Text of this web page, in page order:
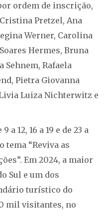
ordem de inscrição,
Pretzel, Ana
Werner, Carolina
Hermes, Bruna
Sehnem, Rafaela
Pietra Giovanna
Luiza Nichterwitz e
12, 16 a 19 e de 23 a
tema “Reviva as
Em 2024, a maior
Sul e um dos
turístico do
mil visitantes, no